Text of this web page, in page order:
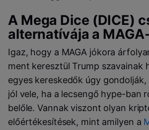
A Mega Dice (DICE)
alternatívája a
Igaz, hogy a MAGA jókora
ment keresztül Trump szavainak
egyes kereskedők úgy
jól vele, ha a lecsengő hype-ban
belőle. Vannak viszont olyan
előértékesítések, mint amilyen a